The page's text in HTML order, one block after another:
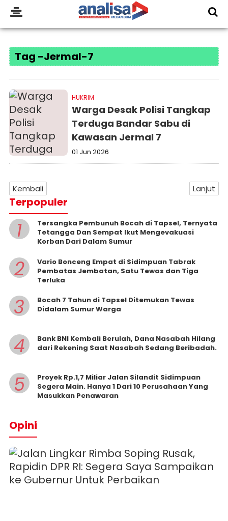
Tag -Jermal-7
HUKRIM
Warga Desak Polisi Tangkap
Terduga Bandar Sabu di
Kawasan Jermal 7
01 Jun 2026
Kembali Lanjut
Terpopuler
1
Tersangka Pembunuh Bocah di Tapsel, Ternyata
Tetangga Dan Sempat Ikut Mengevakuasi
Korban Dari Dalam Sumur
2
Vario Bonceng Empat di Sidimpuan Tabrak
Pembatas Jembatan, Satu Tewas dan Tiga
Terluka
3
Bocah 7 Tahun di Tapsel Ditemukan Tewas
Didalam Sumur Warga
4
Bank BNI Kembali Berulah, Dana Nasabah Hilang
dari Rekening Saat Nasabah Sedang Beribadah.
5
Proyek Rp.1,7 Miliar Jalan Silandit Sidimpuan
Segera Main. Hanya 1 Dari 10 Perusahaan Yang
Masukkan Penawaran
Opini